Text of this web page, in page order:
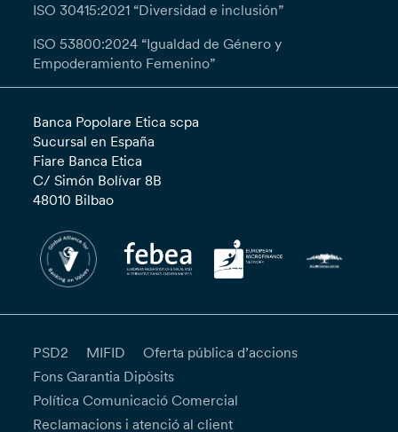
ISO 30415:2021 “Diversidad e inclusión”
ISO 53800:2024 “Igualdad de Género y
Empoderamiento Femenino”
Banca Popolare Etica scpa
Sucursal en España
Fiare Banca Etica
C/ Simón Bolívar 8B
48010 Bilbao
PSD2 MIFID
Oferta pública d’accions
Fons Garantia Dipòsits
Política Comunicació Comercial
Reclamacions i atenció al client